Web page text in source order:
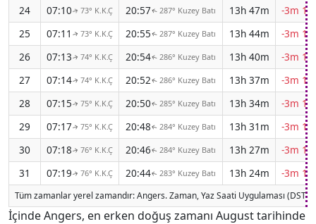
24
07:10↑73° K.K.Ç 20:57↑ 287° Kuzey Batı 13h 47m
-3m
25
07:11 ↑73° K.K.Ç 20:55↑ 287° Kuzey Batı 13h 44m
-3m
26
07:13↑ 74° K.K.Ç 20:54↑ 286° Kuzey Batı 13h 40m
-3m
27
07:14↑ 74° K.K.Ç 20:52↑ 286° Kuzey Batı 13h 37m
-3m
28
07:15↑ 75° K.K.Ç 20:50↑ 285° Kuzey Batı 13h 34m
-3m
29
07:17↑ 75° K.K.Ç 20:48↑ 284° Kuzey Batı 13h 31m
-3m
30
07:18↑ 76° K.K.Ç 20:46↑ 284° Kuzey Batı 13h 27m
-3m
31
07:19↑ 76° K.K.Ç 20:44↑ 283° Kuzey Batı 13h 24m -3m
Tüm zamanlar yerel zamandır: Angers. Zaman, Yaz Saati Uygulaması
İçinde Angers, en erken doğuş zamanı August tarihinde